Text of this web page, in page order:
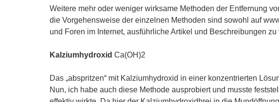
Weitere mehr oder weniger wirksame Methoden der Entfernung
die Vorgehensweise der einzelnen Methoden sind sowohl auf
und Foren im Internet, ausführliche Artikel und Beschreibungen zu
Kalziumhydroxid Ca(OH)2
Das „abspritzen“ mit Kalziumhydroxid in einer konzentrierten
Nun, ich habe auch diese Methode ausprobiert und musste